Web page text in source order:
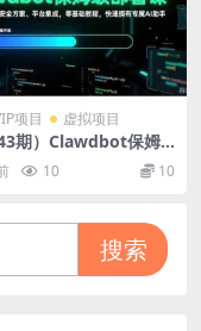
项目 虚拟项目
期）Clawdbot保姆
，多系统安装、安全
台集成，零基础教
10 10
搜索